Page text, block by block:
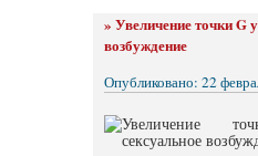
» Увеличение точки G
возбуждение
Опубликовано: 22